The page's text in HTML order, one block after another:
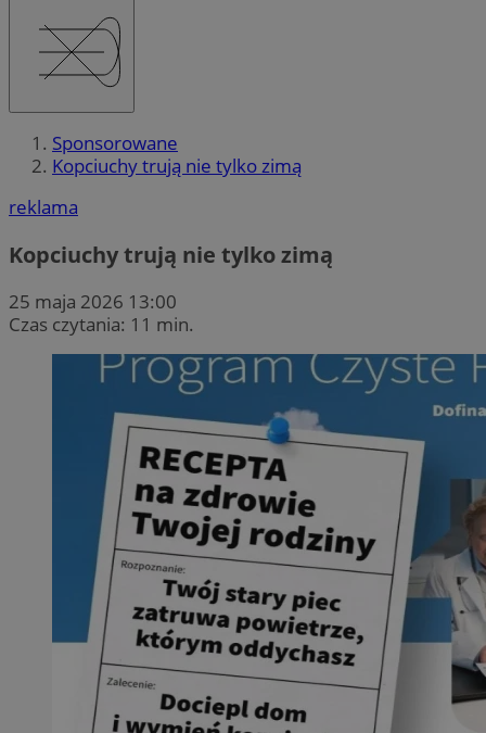
Sponsorowane
Kopciuchy trują nie tylko zimą
reklama
Kopciuchy trują nie tylko zimą
25 maja 2026 13:00
Czas czytania: 11 min.